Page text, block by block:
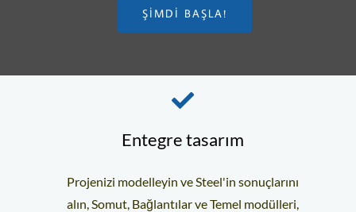
ŞIMDI BAŞLA!
Entegre tasarım
Projenizi modelleyin ve Steel'in sonuçlarını
alın, Somut, Bağlantılar ve Temel modülleri,